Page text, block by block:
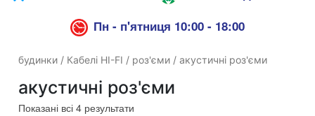
Пн - п'ятниця 10:00 - 18:00
будинки / Кабелі HI-FI / роз'єми / акустичні роз'єми
акустичні роз'єми
Показані всі 4 результати